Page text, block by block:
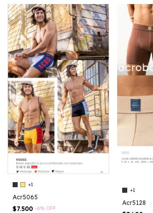
+1
Acr5065
$7.500 -6% OFF
+1
Acr5128